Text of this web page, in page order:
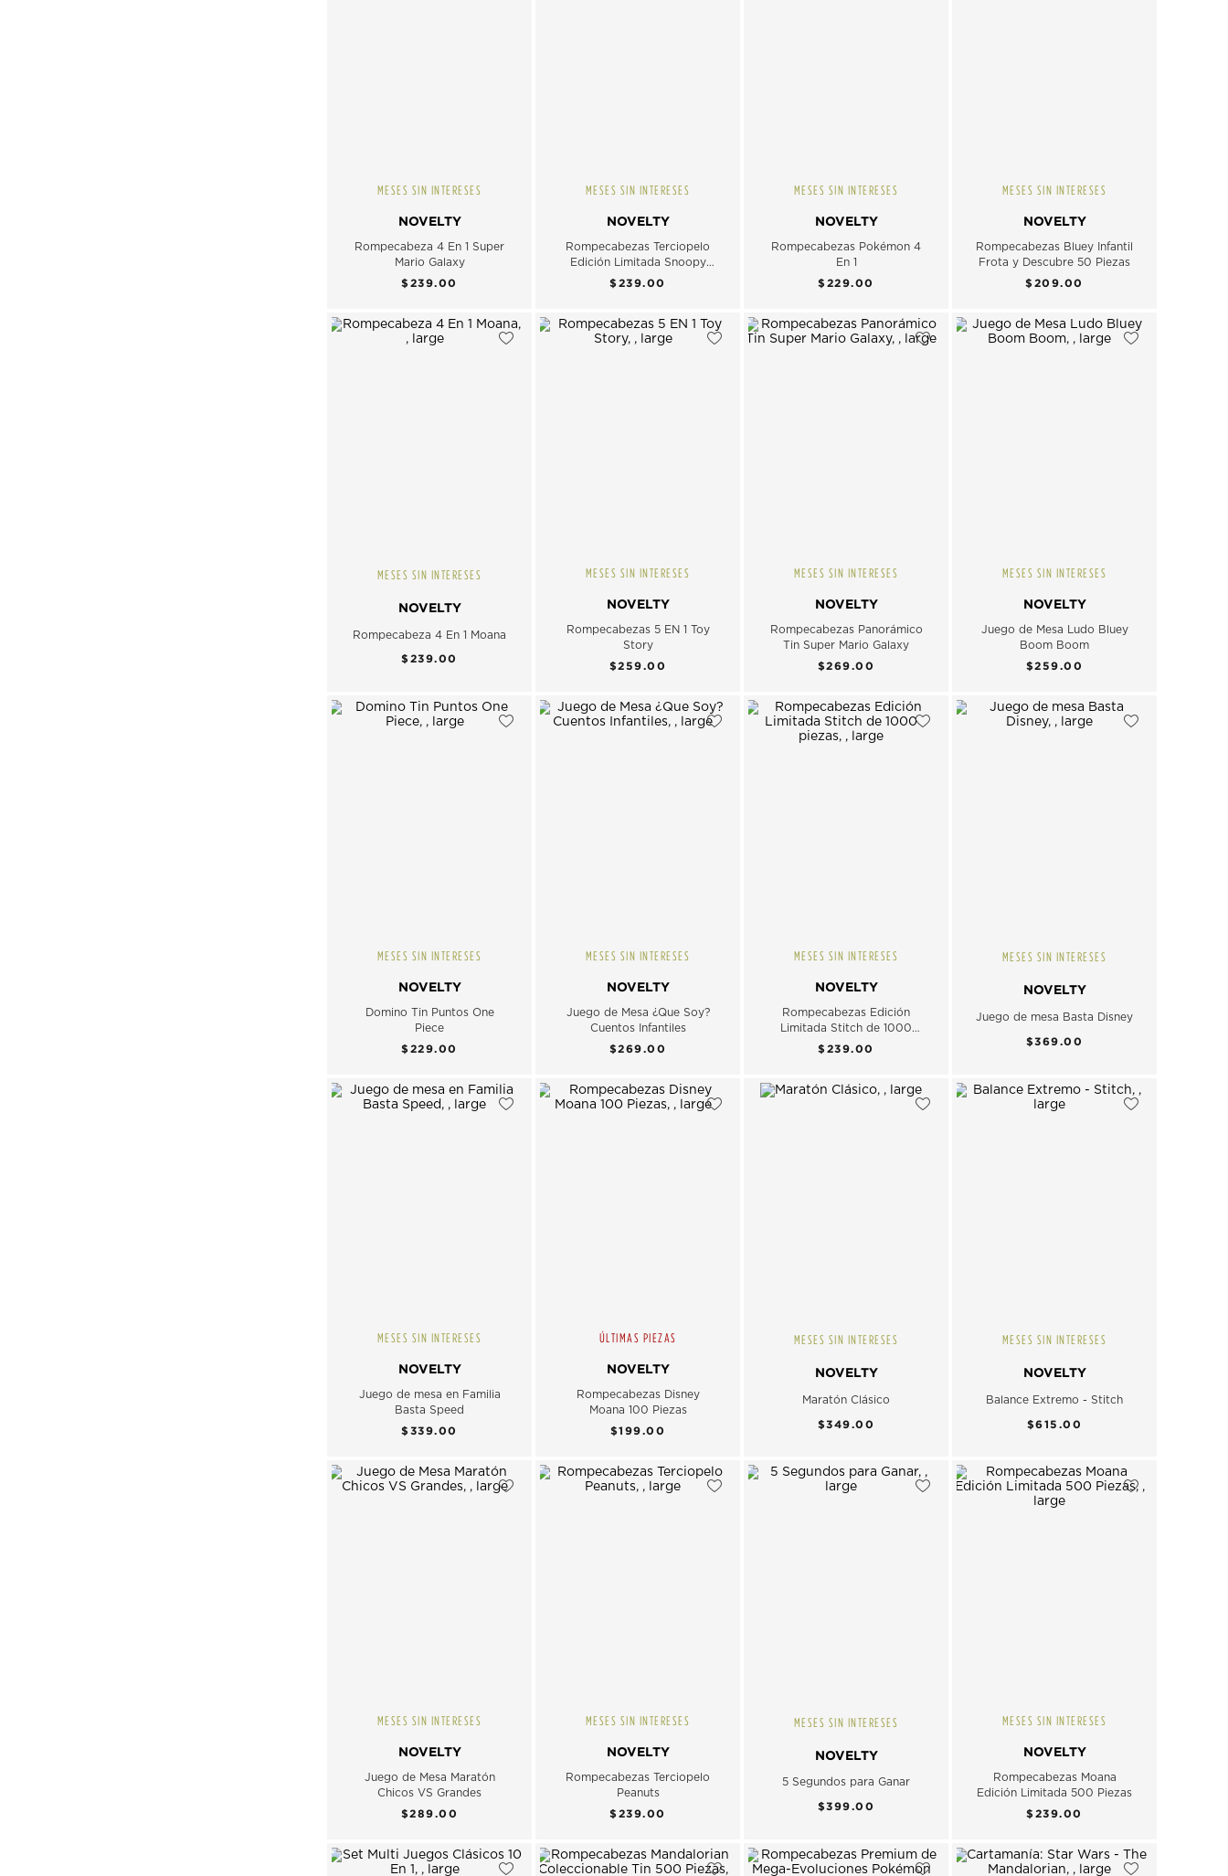
MESES SIN INTERESES
NOVELTY
Rompecabeza 4 En 1 Super
Mario Galaxy
$239.00
MESES SIN INTERESES
NOVELTY
Rompecabezas Terciopelo
Edición Limitada Snoopy
Peanuts
$239.00
MESES SIN INTERESES
NOVELTY
Rompecabezas Pokémon 4
En 1
$229.00
MESES SIN INTERESES
NOVELTY
Rompecabezas Bluey Infantil
Frota y Descubre 50 Piezas
$209.00
MESES SIN INTERESES
NOVELTY
Rompecabeza 4 En 1 Moana
$239.00
MESES SIN INTERESES
NOVELTY
Rompecabezas 5 EN 1 Toy
Story
$259.00
MESES SIN INTERESES
NOVELTY
Rompecabezas Panorámico
Tin Super Mario Galaxy
$269.00
MESES SIN INTERESES
NOVELTY
Juego de Mesa Ludo Bluey
Boom Boom
$259.00
MESES SIN INTERESES
NOVELTY
Domino Tin Puntos One
Piece
$229.00
MESES SIN INTERESES
NOVELTY
Juego de Mesa ¿Que Soy?
Cuentos Infantiles
$269.00
MESES SIN INTERESES
NOVELTY
Rompecabezas Edición
Limitada Stitch de 1000
piezas
$239.00
MESES SIN INTERESES
NOVELTY
Juego de mesa Basta Disney
$369.00
MESES SIN INTERESES
NOVELTY
Juego de mesa en Familia
Basta Speed
$339.00
ÚLTIMAS PIEZAS
NOVELTY
Rompecabezas Disney
Moana 100 Piezas
$199.00
MESES SIN INTERESES
NOVELTY
Maratón Clásico
$349.00
MESES SIN INTERESES
NOVELTY
Balance Extremo - Stitch
$615.00
MESES SIN INTERESES
NOVELTY
Juego de Mesa Maratón
Chicos VS Grandes
$289.00
MESES SIN INTERESES
NOVELTY
Rompecabezas Terciopelo
Peanuts
$239.00
MESES SIN INTERESES
NOVELTY
5 Segundos para Ganar
$399.00
MESES SIN INTERESES
NOVELTY
Rompecabezas Moana
Edición Limitada 500 Piezas
$239.00